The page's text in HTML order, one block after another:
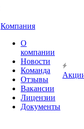
Компания
О
компании
Новости
Команда
Отзывы
Вакансии
Лицензии
Документы